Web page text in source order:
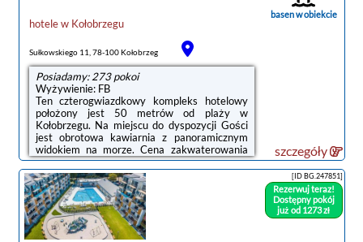
hotelew Kołobrzegu
Sułkowskiego 11, 78-100 Kołobrzeg
Posiadamy: 273 pokoi
Wyżywienie: FB
Ten czterogwiazdkowy kompleks hotelowy
położony jest 50 metrów od plaży w
Kołobrzegu. Na miejscu do dyspozycji Gości
jest obrotowa kawiarnia z panoramicznym
widokiem na morze. Cena zakwaterowania
obejmuje korzystanie z krytego basenu,
sauny i centrum fitness.Wszystkie pokoje w
obiekcie Arka Medica Spa są przestronne i
urządzone w ciepłych kolorach. Każdy z nich
wyposażony jest w telewizor LCD oraz
lodówkę.W hotelowym spa dostępne są
rozmaite zabiegi na twarz i ciało. Za
basen w obiekcie
szczegóły
[ID BG.247851]
Rezerwuj teraz!
Dostępny pokój
już od 1273 zł